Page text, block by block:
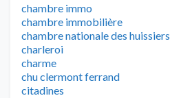
chambre immo
chambre immobilière
chambre nationale des huissiers
charleroi
charme
chu clermont ferrand
citadines